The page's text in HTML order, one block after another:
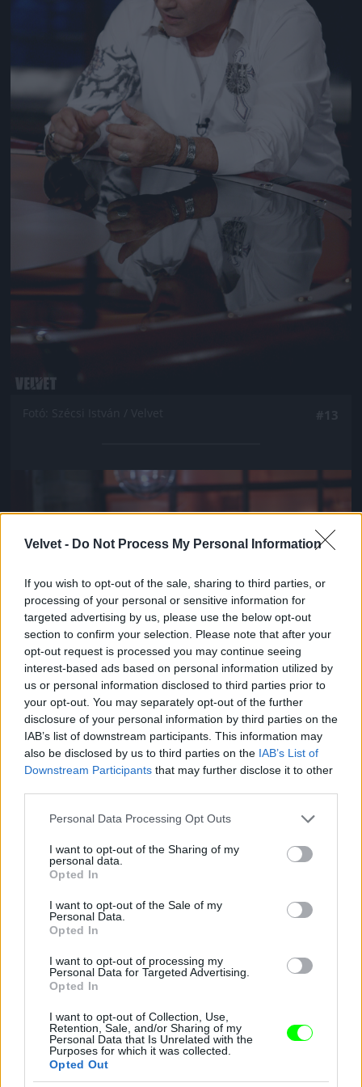
Velvet - Do Not Process My Personal Information
If you wish to opt-out of the sale, sharing to third parties, or
processing of your personal or sensitive information for
targeted advertising by us, please use the below opt-out
section to confirm your selection. Please note that after your
opt-out request is processed you may continue seeing
interest-based ads based on personal information utilized by
us or personal information disclosed to third parties prior to
your opt-out. You may separately opt-out of the further
disclosure of your personal information by third parties on the
IAB’s list of downstream participants. This information may
also be disclosed by us to third parties on the IAB’s List of
Downstream Participants that may further disclose it to other
Please note that this website/app uses one or more Google
not limited to your visit or usage behaviour. You may click to
grant or deny consent to Google and its third-party tags to
use your data for below specified purposes in below Google
consent section.
Personal Data Processing Opt Outs
I want to opt-out of the Sharing of my
personal data.
Opted In
I want to opt-out of the Sale of my
Personal Data.
Opted In
I want to opt-out of processing my
Personal Data for Targeted Advertising.
Opted In
I want to opt-out of Collection, Use,
Retention, Sale, and/or Sharing of my
Personal Data that Is Unrelated with the
Purposes for which it was collected.
Opted Out
Jön még kép!
Fotó: Szécsi István / Velvet #14
Jön még kép!